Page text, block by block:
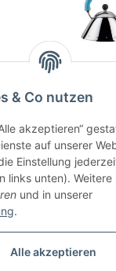
& Co nutzen
akzeptieren“
auf unserer
Einstellung
links unten). Weitere
und in unserer
.
Alle akzeptieren